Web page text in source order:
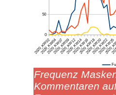
Frequenz
Kommentaren